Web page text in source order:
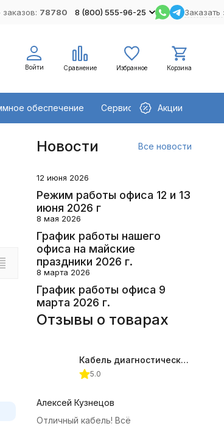
78780 8 (800) 555-96-25 Заказать
Войти Сравнение Избранное Корзина
обеспечение Сервисное оборудование
Акции
Новости Все новости
12 июня 2026
Режим работы офиса 12 и 13
июня 2026 г
8 мая 2026
График работы нашего
офиса на майские
праздники 2026 г.
8 марта 2026
График работы офиса 9
марта 2026 г.
Отзывы о товарах
Кабель диагностический ГАЗ 24 для АВТОАС
5.0
Алексей Кузнецов
Отличный кабель! Всё